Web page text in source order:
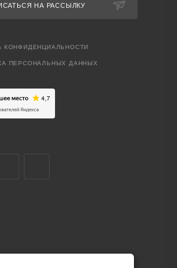
НА РАССЫЛКУ
КОНФИДЕНЦИАЛЬНОСТИ
ПЕРСОНАЛЬНЫХ ДАННЫХ